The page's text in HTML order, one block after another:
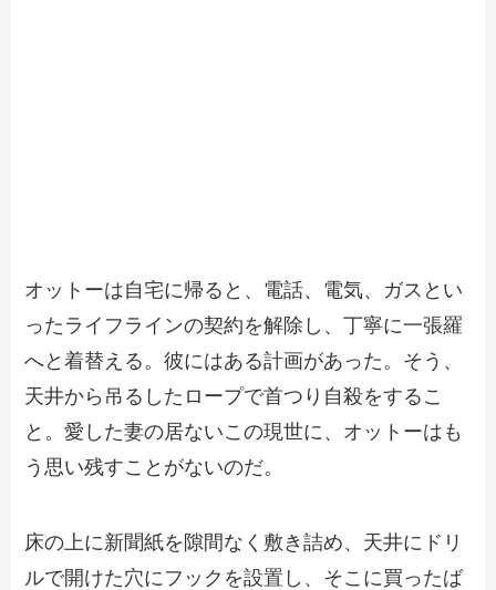
オットーは自宅に帰ると、電話、電気、ガスとい
ったライフラインの契約を解除し、丁寧に一張羅
へと着替える。彼にはある計画があった。そう、
天井から吊るしたロープで首つり自殺をするこ
と。愛した妻の居ないこの現世に、オットーはも
う思い残すことがないのだ。
床の上に新聞紙を隙間なく敷き詰め、天井にドリ
ルで開けた穴にフックを設置し、そこに買ったば